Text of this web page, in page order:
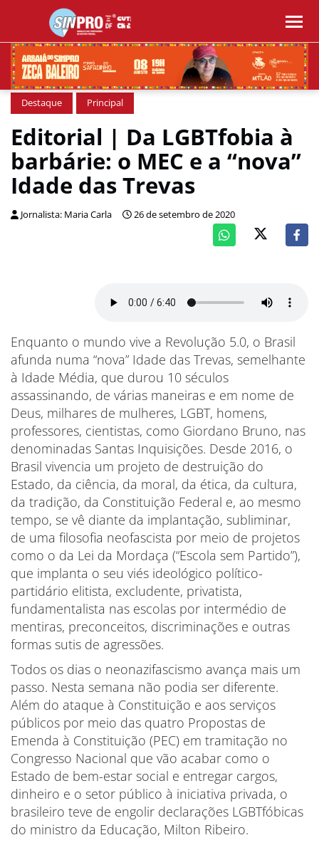
Destaque Principal
Editorial | Da LGBTfobia à
barbárie: o MEC e a “nova”
Idade das Trevas
Jornalista: Maria Carla 26 de setembro de 2020
Enquanto o mundo vive a Revolução 5.0, o Brasil
afunda numa “nova” Idade das Trevas, semelhante
à Idade Média, que durou 10 séculos
assassinando, de várias maneiras e em nome de
Deus, milhares de mulheres, LGBT, homens,
professores, cientistas, como Giordano Bruno, nas
denominadas Santas Inquisições. Desde 2016, o
Brasil vivencia um projeto de destruição do
Estado, da ciência, da moral, da ética, da cultura,
da tradição, da Constituição Federal e, ao mesmo
tempo, se vê diante da implantação, subliminar,
de uma filosofia neofascista por meio de projetos
como o da Lei da Mordaça (“Escola sem Partido”),
que implanta o seu viés ideológico político-
partidário elitista, excludente, privatista,
fundamentalista nas escolas por intermédio de
mentiras, preconceitos, discriminações e outras
formas sutis de agressões.
Todos os dias o neonazifascismo avança mais um
passo. Nesta semana não podia ser diferente.
Além do ataque à Constituição e aos serviços
públicos por meio das quatro Propostas de
Emenda à Constituição (PEC) em tramitação no
Congresso Nacional que vão acabar como o
Estado de bem-estar social e entregar cargos,
dinheiro e o setor público à iniciativa privada, o
brasileiro teve de engolir declarações LGBTfóbicas
do ministro da Educação, Milton Ribeiro.